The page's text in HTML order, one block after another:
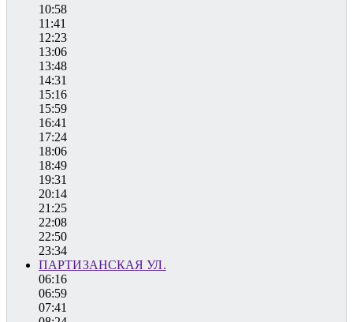
10:58
11:41
12:23
13:06
13:48
14:31
15:16
15:59
16:41
17:24
18:06
18:49
19:31
20:14
21:25
22:08
22:50
23:34
ПАРТИЗАНСКАЯ УЛ.
06:16
06:59
07:41